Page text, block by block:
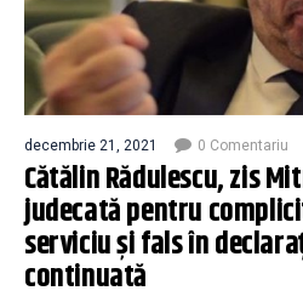
decembrie 21, 2021 0 Comentariu
Cătălin Rădulescu, zis
judecată pentru
serviciu și fals în
continuată